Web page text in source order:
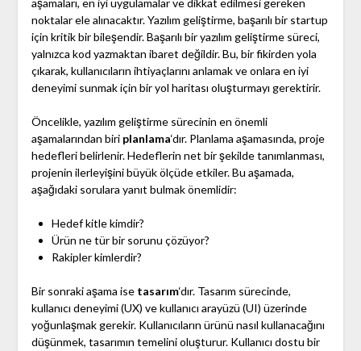
aşamaları, en iyi uygulamalar ve dikkat edilmesi gereken
noktalar ele alınacaktır. Yazılım geliştirme, başarılı bir startup
için kritik bir bileşendir. Başarılı bir yazılım geliştirme süreci,
yalnızca kod yazmaktan ibaret değildir. Bu, bir fikirden yola
çıkarak, kullanıcıların ihtiyaçlarını anlamak ve onlara en iyi
deneyimi sunmak için bir yol haritası oluşturmayı gerektirir.
Öncelikle, yazılım geliştirme sürecinin en önemli
aşamalarından biri planlama‘dır. Planlama aşamasında, proje
hedefleri belirlenir. Hedeflerin net bir şekilde tanımlanması,
projenin ilerleyişini büyük ölçüde etkiler. Bu aşamada,
aşağıdaki sorulara yanıt bulmak önemlidir:
Hedef kitle kimdir?
Ürün ne tür bir sorunu çözüyor?
Rakipler kimlerdir?
Bir sonraki aşama ise tasarım‘dır. Tasarım sürecinde,
kullanıcı deneyimi (UX) ve kullanıcı arayüzü (UI) üzerinde
yoğunlaşmak gerekir. Kullanıcıların ürünü nasıl kullanacağını
düşünmek, tasarımın temelini oluşturur. Kullanıcı dostu bir